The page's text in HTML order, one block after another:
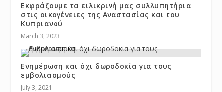
Εκφράζουμε τα ειλικρινή μας συλλυπητήρια
στις οικογένειες της Αναστασίας και του
Κυπριανού
March 3, 2023
Ενημέρωση και όχι δωροδοκία για τους
εμβολιασμούς
July 3, 2021